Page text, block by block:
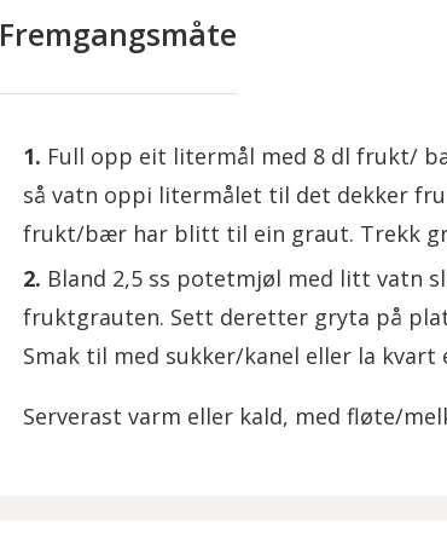
Fremgangsmåte
Full opp eit litermål med 8 dl frukt/
så vatn oppi litermålet til det dekker
frukt/bær har blitt til ein graut. Trekk
Bland 2,5 ss potetmjøl med litt vatn
fruktgrauten. Sett deretter gryta på
Smak til med sukker/kanel eller la kvart
Serverast varm eller kald, med fløte/